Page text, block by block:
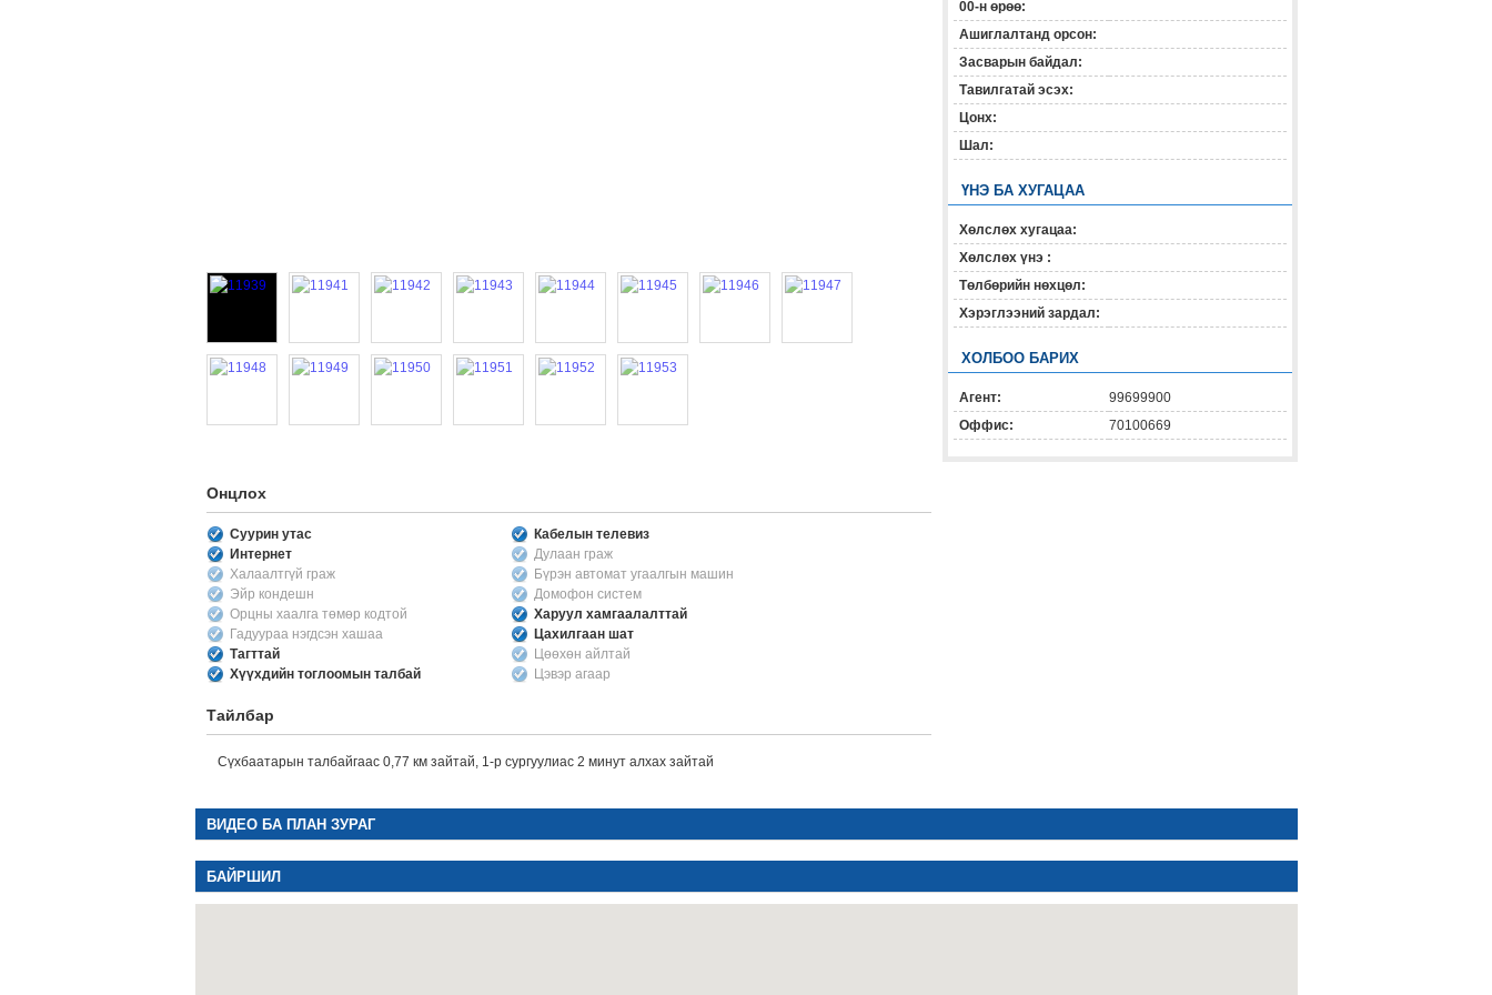
Онцлох
Суурин утас
Кабелын телевиз
Интернет
Дулаан граж
Халаалтгүй граж
Бүрэн автомат угаалгын машин
Эйр кондешн
Домофон систем
Орцны хаалга төмөр кодтой
Харуул хамгаалалттай
Гадуураа нэгдсэн хашаа
Цахилгаан шат
Тагттай
Цөөхөн айлтай
Хүүхдийн тоглоомын талбай
Цэвэр агаар
Тайлбар
Сүхбаатарын талбайгаас 0,77 км зайтай, 1-р сургуулиас 2 минут алхах зайтай
00-н өрөө:
Ашиглалтанд орсон:
Засварын байдал:
Тавилгатай эсэх:
Цонх:
Шал:
ҮНЭ БА ХУГАЦАА
Хөлслөх хугацаа:
Хөлслөх үнэ :
Төлбөрийн нөхцөл:
Хэрэглээний зардал:
ХОЛБОО БАРИХ
Агент:
99699900
Оффис:
70100669
ВИДЕО БА ПЛАН ЗУРАГ
БАЙРШИЛ